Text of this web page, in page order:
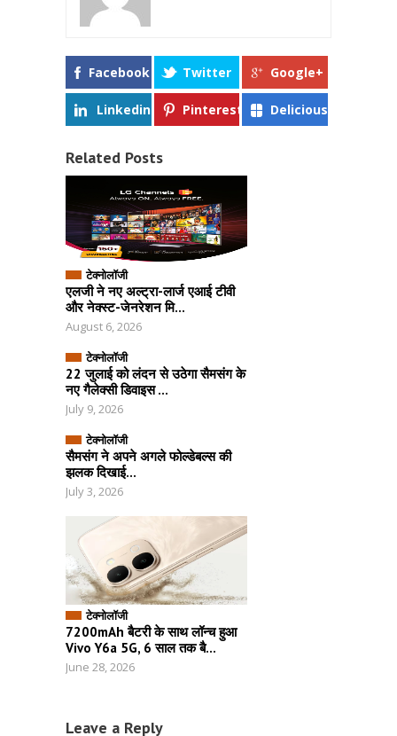
Facebook Twitter Google+
Linkedin Pinterest Delicious
Related Posts
टेक्नोलॉजी
एलजी ने नए अल्ट्रा-लार्ज एआई टीवी
और नेक्स्ट-जेनरेशन मि...
August 6, 2026
टेक्नोलॉजी
22 जुलाई को लंदन से उठेगा सैमसंग के
नए गैलेक्सी डिवाइस ...
July 9, 2026
टेक्नोलॉजी
सैमसंग ने अपने अगले फोल्डेबल्स की
झलक दिखाई...
July 3, 2026
टेक्नोलॉजी
7200mAh बैटरी के साथ लॉन्च हुआ
Vivo Y6a 5G, 6 साल तक बै...
June 28, 2026
Leave a Reply